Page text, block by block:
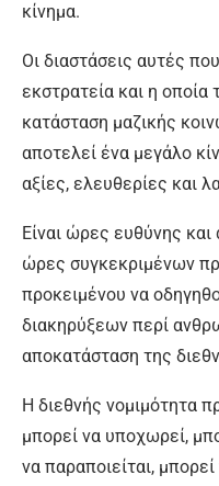
κίνημα.
Οι διαστάσεις αυτές
εκστρατεία και η οποία
κατάσταση μαζικής
αποτελεί ένα μεγάλο
αξίες, ελευθερίες και
Είναι ώρες ευθύνης
ώρες συγκεκριμένων
προκειμένου να
διακηρύξεων περί
αποκατάσταση της
Η διεθνής νομιμότητα
μπορεί να υποχωρεί,
να παραποιείται,